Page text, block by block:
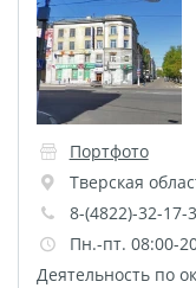
размеров
Портреты в стиле
Картины на холсте
Печать чертежей
Холст настольный с
мольбертом
Roll up
Фото на холсте с
Портфото
Тверская
8-(4822)-32-17-
Пн.-пт. 08:00-
Деятельность по